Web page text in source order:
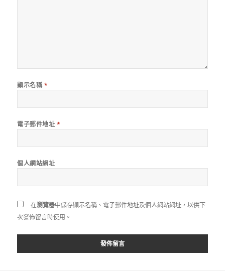
顯示名稱 *
電子郵件地址 *
個人網站網址
在瀏覽器中儲存顯示名稱、電子郵件地址及個人網站網址，以供下
次發佈留言時使用。